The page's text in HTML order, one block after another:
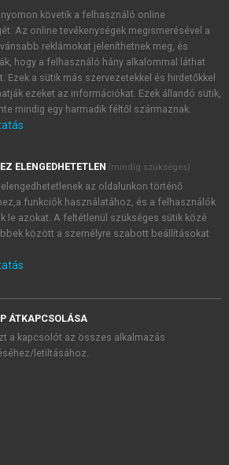
MeRSZ újdonságairól, akcióiról.
Akadémiai Kiadó Zrt. újdonságairól,
tájékoztatóbanfoglaltakat tudomásul
feltételeket, valamint a szotar.netés a
licencszerződéseiben foglaltakat
és elfogadom.
KIPRÓBÁLOM
nyomon követik a felhasználó online
Az online tevékenységek megismerésével a
reklámokat jeleníthetnek meg, és
hogy a felhasználó hány alkalommal láthat
Ezek a sütik más szervezetekkel és hirdetőkkel
ezeket az információkat. Ezek állandó sütik,
mindig egy harmadik féltől származnak.
ELENGEDHETETLEN (mindig szükséges)
elengedhetetlenek az oldalunkon történő
funkciók használatához, és a felhasználók
le azokat. A feltétlenül szükséges sütik közé
között a személyre szabott beállításokat
ÁTKAPCSOLÁSA
a kapcsolót az összes alkalmazás
letiltásához.